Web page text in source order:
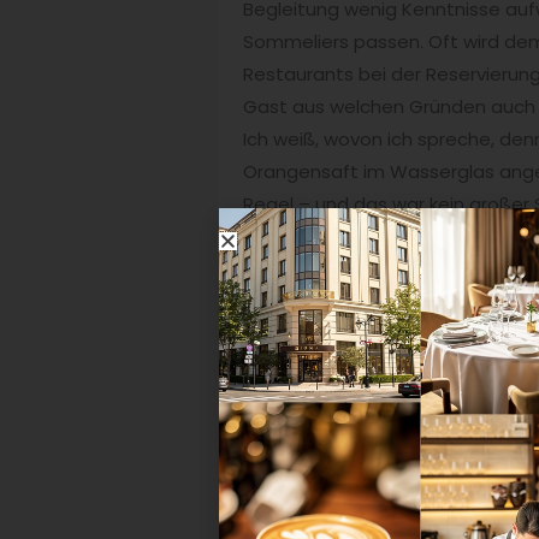
Begleitung wenig Kenntnisse
Sommeliers passen. Oft wird
Restaurants bei der
Gast aus welchen Gründen
Ich weiß, wovon ich spreche,
Orangensaft im Wasserglas
Regel – und das war kein
des Weines angeboten wurden
ich denn Wasser mit oder ohne
Was empfehlen Sie den
Das Wichtigste ist: die Speise
Rampenlicht, das Getränk
nicht aber von einer Cola oder